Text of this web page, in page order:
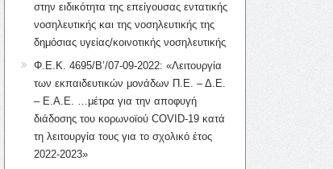
στην ειδικότητα της επείγουσας εντατικής
νοσηλευτικής και της νοσηλευτικής της
δημόσιας υγείας/κοινοτικής νοσηλευτικής
Φ.Ε.Κ. 4695/Β’/07-09-2022: «Λειτουργία
των εκπαιδευτικών μονάδων Π.Ε. – Δ.Ε.
– Ε.Α.Ε. …μέτρα για την αποφυγή
διάδοσης του κορωνοϊού COVID-19 κατά
τη λειτουργία τους για το σχολικό έτος
2022-2023»